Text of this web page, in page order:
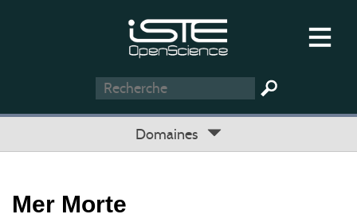
Domaines
Mer Morte